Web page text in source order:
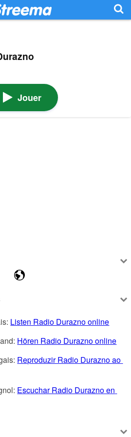
Jouer
Listen Radio Durazno online
Hören Radio Durazno online
Reproduzir Radio Durazno ao
Escuchar Radio Durazno en